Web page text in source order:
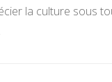
la culture sous